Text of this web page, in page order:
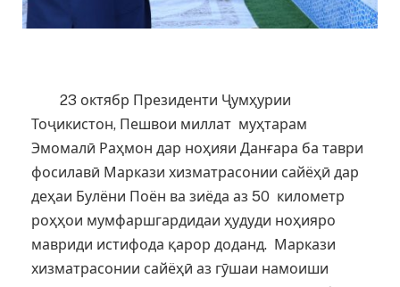
23 октябр Президенти Ҷумҳурии
Тоҷикистон, Пешвои миллат муҳтарам
Эмомалӣ Раҳмон дар ноҳияи Данғара ба таври
фосилавӣ Маркази хизматрасонии сайёҳӣ дар
деҳаи Булёни Поён ва зиёда аз 50 километр
роҳҳои мумфаршгардидаи ҳудуди ноҳияро
мавриди истифода қарор доданд. Маркази
хизматрасонии сайёҳӣ аз гӯшаи намоиши